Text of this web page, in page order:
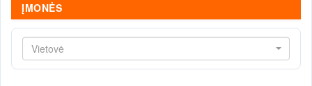
ĮMONĖS
Vietovė